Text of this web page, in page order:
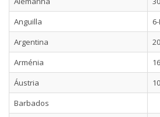
Anguilla
Argentina
Arménia
Áustria
Barbados